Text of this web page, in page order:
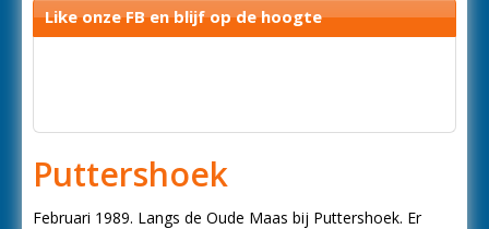
Like onze FB en blijf op de hoogte
Puttershoek
Februari 1989. Langs de Oude Maas bij Puttershoek. Er